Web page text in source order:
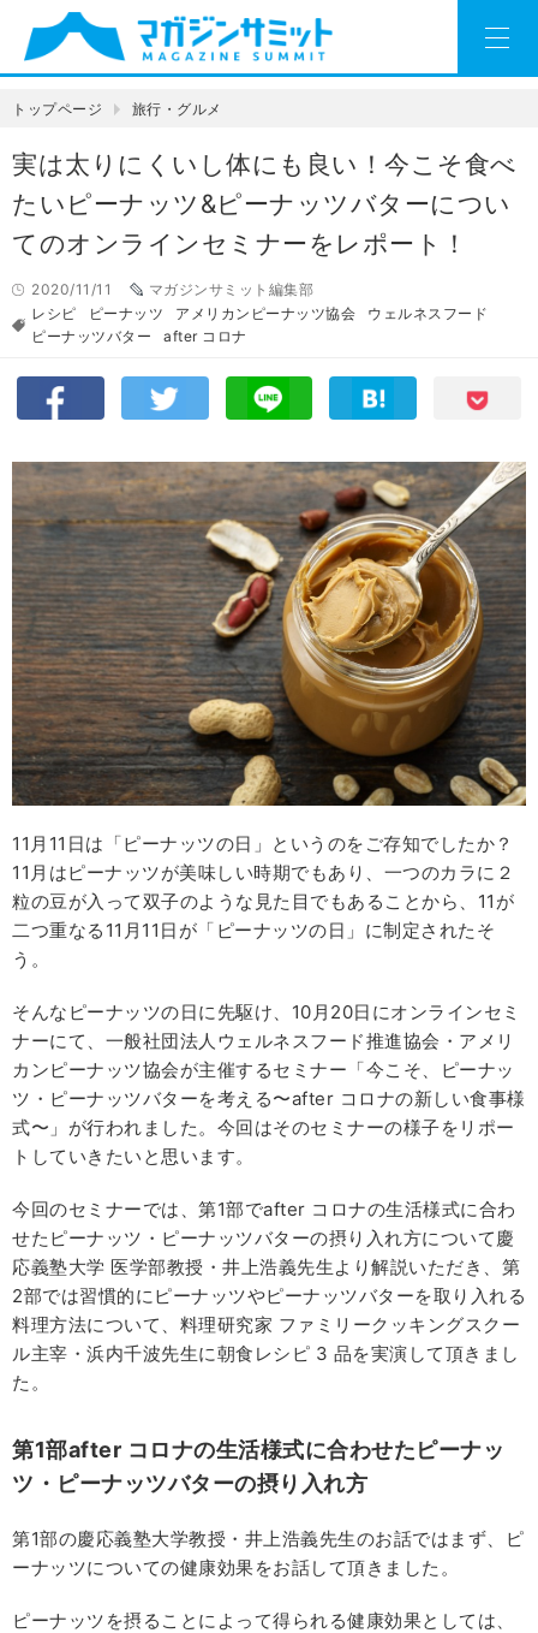
トップページ 旅行・グルメ
実は太りにくいし体にも良い！今こそ食べ
たいピーナッツ&ピーナッツバターについ
てのオンラインセミナーをレポート！
2020/11/11
マガジンサミット編集部
レシピ
ピーナッツ アメリカンピーナッツ協会
ウェルネスフード
ピーナッツバター
after コロナ
11月11日は「ピーナッツの日」というのをご存知でしたか？
11月はピーナッツが美味しい時期でもあり、一つのカラに２
粒の豆が入って双子のような見た目でもあることから、11が
二つ重なる11月11日が「ピーナッツの日」に制定されたそ
う。
そんなピーナッツの日に先駆け、10月20日にオンラインセミ
ナーにて、一般社団法人ウェルネスフード推進協会・アメリ
カンピーナッツ協会が主催するセミナー「今こそ、ピーナッ
ツ・ピーナッツバターを考える〜after コロナの新しい食事様
式〜」が行われました。今回はそのセミナーの様子をリポー
トしていきたいと思います。
今回のセミナーでは、第1部でafter コロナの生活様式に合わ
せたピーナッツ・ピーナッツバターの摂り入れ方について慶
応義塾大学 医学部教授・井上浩義先生より解説いただき、第
2部では習慣的にピーナッツやピーナッツバターを取り入れる
料理方法について、料理研究家 ファミリークッキングスクー
ル主宰・浜内千波先生に朝食レシピ 3 品を実演して頂きまし
た。
第1部after コロナの生活様式に合わせたピーナッ
ツ・ピーナッツバターの摂り入れ方
第1部の慶応義塾大学教授・井上浩義先生のお話ではまず、ピ
ーナッツについての健康効果をお話して頂きました。
ピーナッツを摂ることによって得られる健康効果としては、